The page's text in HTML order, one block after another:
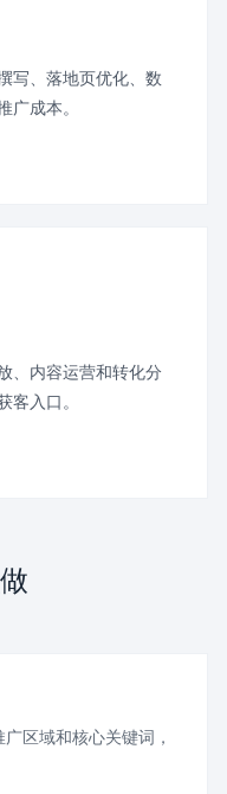
写、落地页优化、数
成本。
、内容运营和转化分
入口。
区域和核心关键词，